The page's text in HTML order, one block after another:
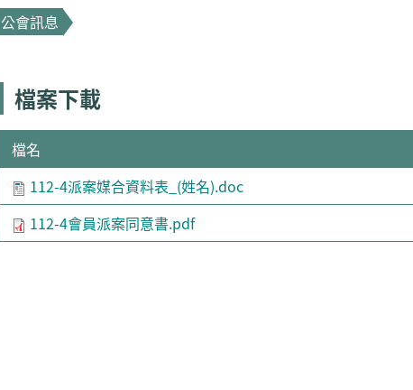
公會訊息
檔案下載
檔名
112-4派案媒合資料表_(姓名).doc
112-4會員派案同意書.pdf